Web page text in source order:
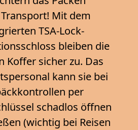
Mit dem
TSA-Lock-
bleiben die
Koffer sicher zu. Das
kann sie bei
per
schadlos öffnen
(wichtig bei Reisen